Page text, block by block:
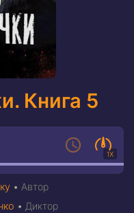
Книга 5
1X
• Автор
• Диктор